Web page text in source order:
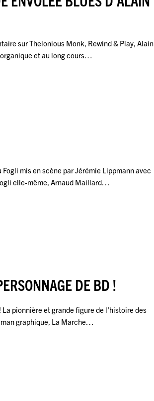
sur Thelonious Monk, Rewind & Play, Alain
et au long cours…
mis en scène par Jérémie Lippmann avec
elle-même, Arnaud Maillard…
DE BD !
pionnière et grande figure de l'histoire des
graphique, La Marche…